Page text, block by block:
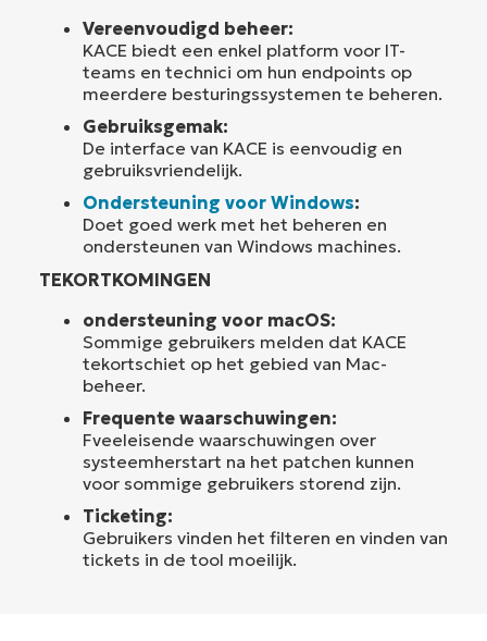
Vereenvoudigd beheer:
KACE biedt een enkel platform voor IT-
teams en technici om hun endpoints op
meerdere besturingssystemen te beheren.
Gebruiksgemak:
De interface van KACE is eenvoudig en
gebruiksvriendelijk.
Ondersteuning voor Windows:
Doet goed werk met het beheren en
ondersteunen van Windows machines.
TEKORTKOMINGEN
ondersteuning voor macOS:
Sommige gebruikers melden dat KACE
tekortschiet op het gebied van Mac-
beheer.
Frequente waarschuwingen:
Fveeleisende waarschuwingen over
systeemherstart na het patchen kunnen
voor sommige gebruikers storend zijn.
Ticketing:
Gebruikers vinden het filteren en vinden van
tickets in de tool moeilijk.